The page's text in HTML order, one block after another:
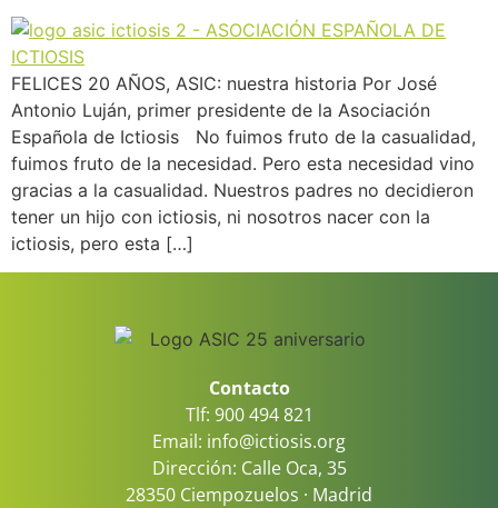
FELICES 20 AÑOS, ASIC: nuestra historia Por José
Antonio Luján, primer presidente de la Asociación
Española de Ictiosis No fuimos fruto de la casualidad,
fuimos fruto de la necesidad. Pero esta necesidad vino
gracias a la casualidad. Nuestros padres no decidieron
tener un hijo con ictiosis, ni nosotros nacer con la
ictiosis, pero esta […]
Contacto
Tlf: 900 494 821
Email: info@ictiosis.org
Dirección: Calle Oca, 35
28350 Ciempozuelos · Madrid